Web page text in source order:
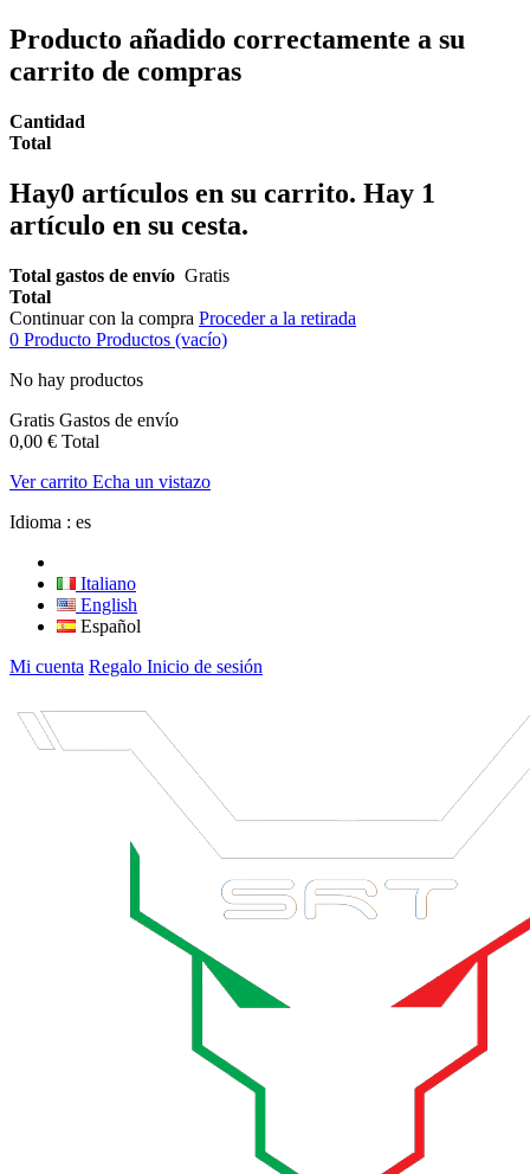
Producto añadido correctamente a su
carrito de compras
Cantidad
Total
Hay0 artículos en su carrito. Hay 1
artículo en su cesta.
Total gastos de envío Gratis
Total
Continuar con la compra Proceder a la retirada
0 Producto Productos (vacío)
No hay productos
Gratis Gastos de envío
0,00 € Total
Ver carrito Echa un vistazo
Idioma : es
Italiano
English
Español
Mi cuenta Regalo Inicio de sesión